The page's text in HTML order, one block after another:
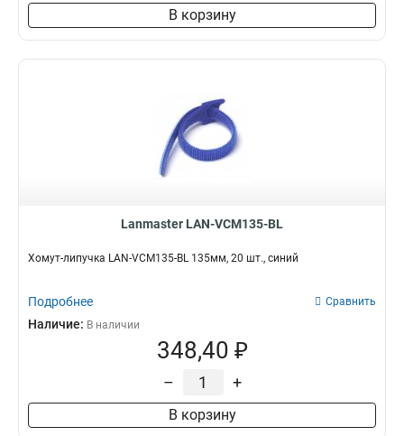
В корзину
Lanmaster LAN-VCM135-BL
Хомут-липучка LAN-VCM135-BL 135мм, 20 шт., синий
Подробнее Сравнить
Наличие: В наличии
348,40 ₽
– +
В корзину